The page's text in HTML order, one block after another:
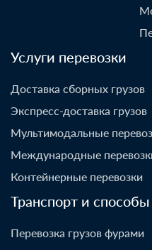
Услуги перевозки
Доставка сборных грузов
Экспресс-доставка грузов
Мультимодальные
Международные
Контейнерные перевозки
Транспорт и
Перевозка грузов фурами